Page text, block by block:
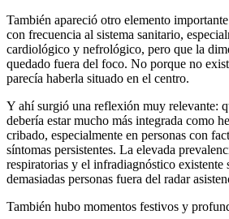
También apareció otro elemento
con frecuencia al sistema sanitario,
cardiológico y nefrológico, pero que la
quedado fuera del foco. No porque no
parecía haberla situado en el centro.
Y ahí surgió una reflexión muy relevante:
debería estar mucho más integrada como
cribado, especialmente en personas con
síntomas persistentes. La elevada
respiratorias y el infradiagnóstico existente
demasiadas personas fuera del radar
También hubo momentos festivos y